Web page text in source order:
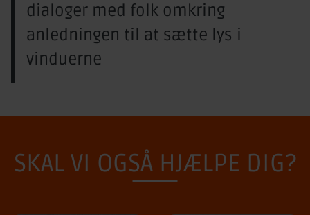
dialoger med folk omkring
anledningen til at sætte lys i
vinduerne
SKAL VI OGSÅ HJÆLPE DIG?